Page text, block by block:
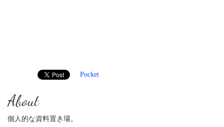
Pocket
About
個人的な資料置き場。